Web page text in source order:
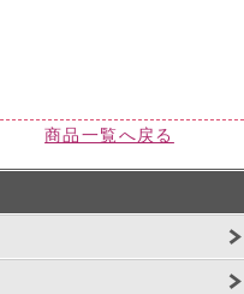
商品一覧へ戻る